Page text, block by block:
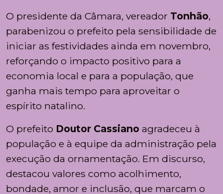
O presidente da Câmara, vereador Tonhão,
parabenizou o prefeito pela sensibilidade de
iniciar as festividades ainda em novembro,
reforçando o impacto positivo para a
economia local e para a população, que
ganha mais tempo para aproveitar o
espírito natalino.
O prefeito Doutor Cassiano agradeceu à
população e à equipe da administração pela
execução da ornamentação. Em discurso,
destacou valores como acolhimento,
bondade, amor e inclusão, que marcam o